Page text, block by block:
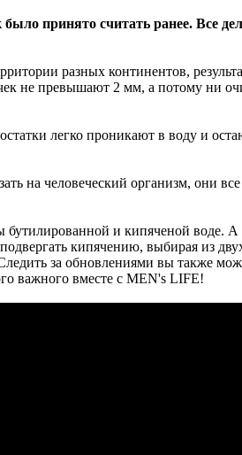
принято считать ранее. Все
разных континентов,
не превышают 2 мм, а потому ни
легко проникают в воду и
на человеческий организм, они
и кипяченой воде. А
кипячению, выбирая из
за обновлениями вы также
важного вместе с MEN's LIFE!